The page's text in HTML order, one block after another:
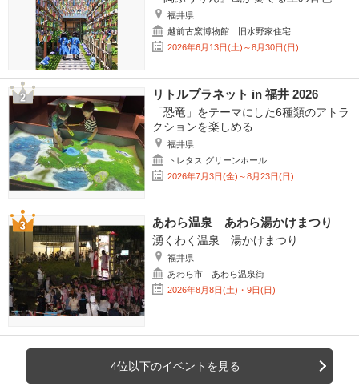
福井県
越前古窯博物館 旧水野家住宅
2026年6月13日(土)～8月30日(日)
リトルプラネット in 福井 2026
「恐竜」をテーマにした6種類のアトラ
クションを楽しめる
福井県
トレタス グリーンホール
2026年7月3日(金)～8月23日(日)
あわら温泉 あわら湯かけまつり
湧くわく温泉 湯かけまつり
福井県
あわら市 あわら温泉街
2026年8月8日(土)・9日(日)
4位以下のイベントを見る